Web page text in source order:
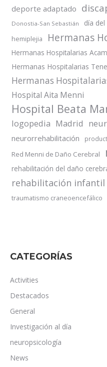
deporte adaptado
Donostia-San Sebastián día
hemiplejia Hermanas
Hermanas Hospitalarias
Hermanas Hospitalarias
Hermanas
Hospital Aita Menni
Hospital Beata
logopedia Madrid
neurorrehabilitación
Red Menni de Daño Cerebral
rehabilitación del daño
rehabilitación infantil
traumatismo craneoencefálico
CATEGORÍAS
Activities
Destacados
General
Investigación al día
neuropsicología
News